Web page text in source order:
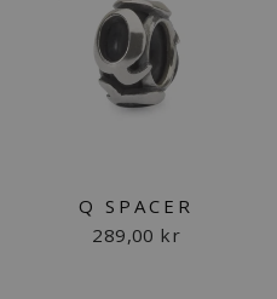
Q SPACER
289,00 kr